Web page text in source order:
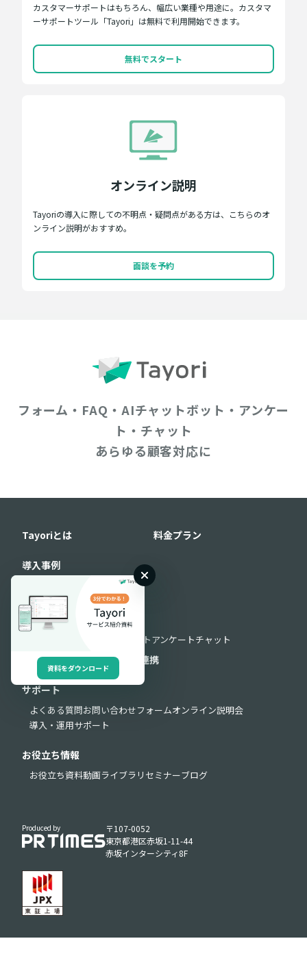
カスタマーサポートはもちろん、幅広い業種や用途に。カスタマ
ーサポートツール「Tayori」は無料で利用開始できます。
無料でスタート
オンライン説明
Tayoriの導入に際しての不明点・疑問点がある方は、こちらのオ
ンライン説明がおすすめ。
面談を予約
フォーム・FAQ・AIチャットボット・アンケー
ト・チャット
あらゆる顧客対応に
Tayoriとは 料金プラン
導入事例
機能
機能一覧
AIチャットボットアンケートチャット
セキュリティ外部連携 API連携
サポート
よくある質問お問い合わせフォームオンライン説明会
導入・運用サポート
お役立ち情報
お役立ち資料動画ライブラリ セミナーブログ
Produced by
〒107-0052
東京都港区赤坂1-11-44
赤坂インターシティ8F
資料をダウンロード